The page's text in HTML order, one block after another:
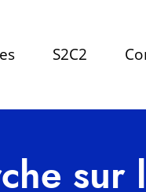
S2C2
sur